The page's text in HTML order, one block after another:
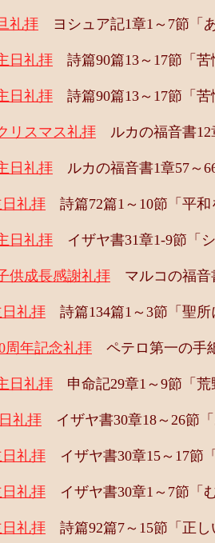
礼拝 ヨシュア記1章1～7節「
日礼拝 詩篇90篇13～17節「
日礼拝 詩篇90篇13～17節「
リスマス礼拝 ルカの福音書12
日礼拝 ルカの福音書1章57～
礼拝 詩篇72篇1～10節「平
日礼拝 イザヤ書31章1-9節「
供成長感謝礼拝 マルコの福音
礼拝 詩篇134篇1～3節「聖
周年記念礼拝 ペテロ第一の手
日礼拝 申命記29章1～9節「荒
礼拝 イザヤ書30章18～26節
礼拝 イザヤ書30章15～17節
礼拝 イザヤ書30章1～7節「
礼拝 詩篇92篇7～15節「正